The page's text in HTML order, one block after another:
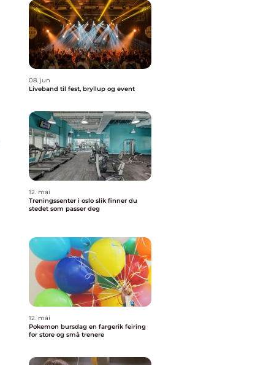
08. jun
Liveband til fest, bryllup og event
12. mai
Treningssenter i oslo slik finner du
stedet som passer deg
12. mai
Pokemon bursdag en fargerik feiring
for store og små trenere